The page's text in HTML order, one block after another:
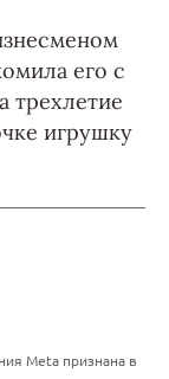
его с
трехлетие
игрушку
Meta признана в